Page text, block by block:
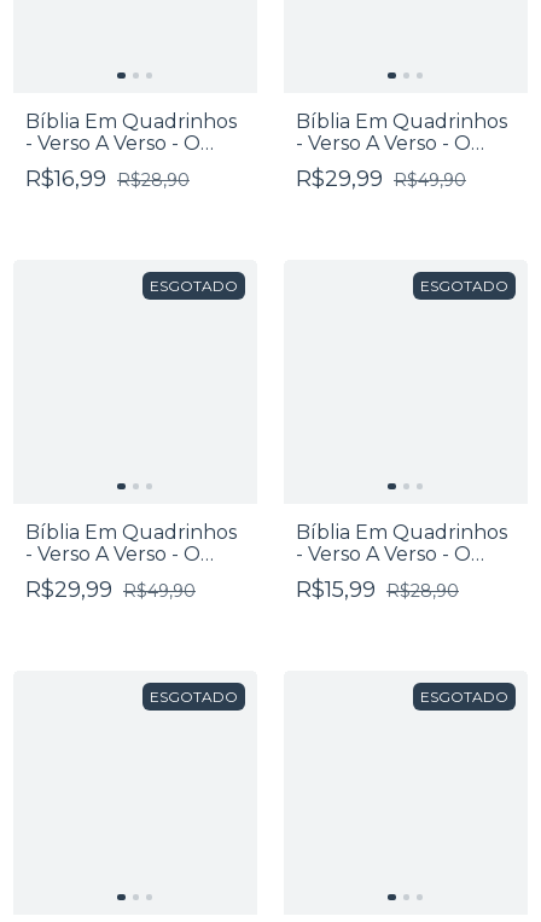
Bíblia Em Quadrinhos
- Verso A Verso - O
Livro De Jonas
R$16,99 R$28,90
Bíblia Em Quadrinhos
- Verso A Verso - O
Livro De Josué
R$29,99 R$49,90
ESGOTADO
Bíblia Em Quadrinhos
- Verso A Verso - O
Livro De Juízes
R$29,99 R$49,90
ESGOTADO
Bíblia Em Quadrinhos
- Verso A Verso - O
Livro De Rute
R$15,99 R$28,90
ESGOTADO ESGOTADO